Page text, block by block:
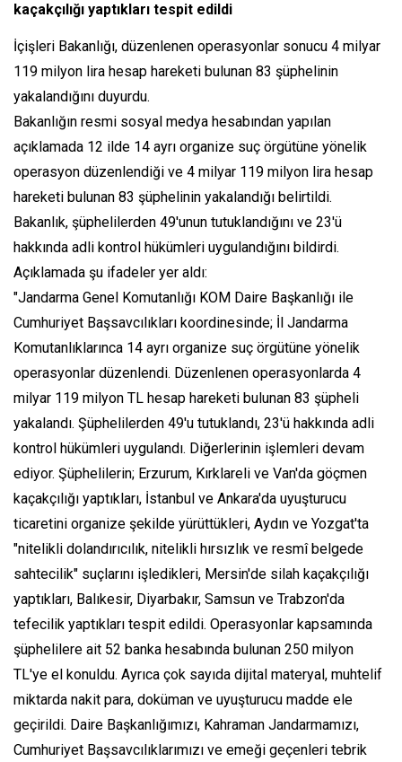
kaçakçılığı yaptıkları tespit edildi
İçişleri Bakanlığı, düzenlenen operasyonlar sonucu 4 milyar
119 milyon lira hesap hareketi bulunan 83 şüphelinin
yakalandığını duyurdu.
Bakanlığın resmi sosyal medya hesabından yapılan
açıklamada 12 ilde 14 ayrı organize suç örgütüne yönelik
operasyon düzenlendiği ve 4 milyar 119 milyon lira hesap
hareketi bulunan 83 şüphelinin yakalandığı belirtildi.
Bakanlık, şüphelilerden 49'unun tutuklandığını ve 23'ü
hakkında adli kontrol hükümleri uygulandığını bildirdi.
Açıklamada şu ifadeler yer aldı:
"Jandarma Genel Komutanlığı KOM Daire Başkanlığı ile
Cumhuriyet Başsavcılıkları koordinesinde; İl Jandarma
Komutanlıklarınca 14 ayrı organize suç örgütüne yönelik
operasyonlar düzenlendi. Düzenlenen operasyonlarda 4
milyar 119 milyon TL hesap hareketi bulunan 83 şüpheli
yakalandı. Şüphelilerden 49'u tutuklandı, 23'ü hakkında adli
kontrol hükümleri uygulandı. Diğerlerinin işlemleri devam
ediyor. Şüphelilerin; Erzurum, Kırklareli ve Van'da göçmen
kaçakçılığı yaptıkları, İstanbul ve Ankara'da uyuşturucu
ticaretini organize şekilde yürüttükleri, Aydın ve Yozgat'ta
"nitelikli dolandırıcılık, nitelikli hırsızlık ve resmî belgede
sahtecilik" suçlarını işledikleri, Mersin'de silah kaçakçılığı
yaptıkları, Balıkesir, Diyarbakır, Samsun ve Trabzon'da
tefecilik yaptıkları tespit edildi. Operasyonlar kapsamında
şüphelilere ait 52 banka hesabında bulunan 250 milyon
TL'ye el konuldu. Ayrıca çok sayıda dijital materyal, muhtelif
miktarda nakit para, doküman ve uyuşturucu madde ele
geçirildi. Daire Başkanlığımızı, Kahraman Jandarmamızı,
Cumhuriyet Başsavcılıklarımızı ve emeği geçenleri tebrik